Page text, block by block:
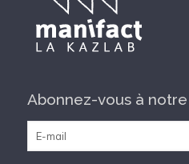
Abonnez-vous à